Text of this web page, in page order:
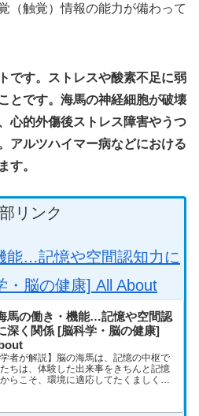
（触覚）情報の能力が備わって
です。ストレスや酸素不足に弱
とです。海馬の神経細胞が破壊
心的外傷後ストレス障害やうつ
アルツハイマー病などにおける
す。
リンク
能…記憶や空間認知力に
・脳の健康] All About
馬の働き・機能…記憶や空間認
深く関係 [脳科学・脳の健康]
学者が解説】脳の海馬は、記憶の中枢で
ちは、体験した出来事をきちんと記憶
らこそ、環境に適応してたくましく生